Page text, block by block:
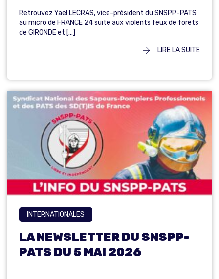
Retrouvez Yael LECRAS, vice-président du SNSPP-PATS
au micro de FRANCE 24 suite aux violents feux de forêts
de GIRONDE et […]
LIRE LA SUITE
INTERNATIONALES
LA NEWSLETTER DU SNSPP-
PATS DU 5 MAI 2026